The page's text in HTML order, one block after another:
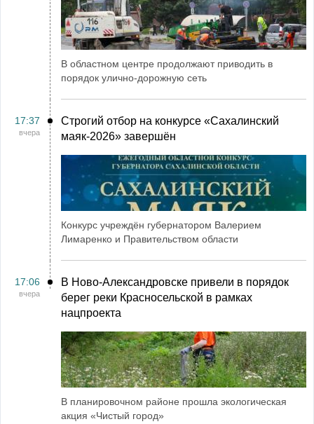
В областном центре продолжают приводить в
порядок улично-дорожную сеть
17:37
вчера
Строгий отбор на конкурсе «Сахалинский
маяк‑2026» завершён
Конкурс учреждён губернатором Валерием
Лимаренко и Правительством области
17:06
вчера
В Ново-Александровске привели в порядок
берег реки Красносельской в рамках
нацпроекта
В планировочном районе прошла экологическая
акция «Чистый город»